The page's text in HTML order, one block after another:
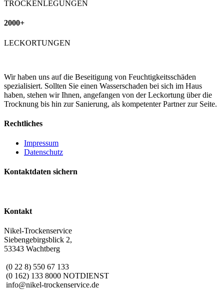
TROCKENLEGUNGEN
2000+
LECKORTUNGEN
Wir haben uns auf die Beseitigung von Feuchtigkeitsschäden
spezialisiert. Sollten Sie einen Wasserschaden bei sich im Haus
haben, stehen wir Ihnen, angefangen von der Leckortung über die
Trocknung bis hin zur Sanierung, als kompetenter Partner zur Seite.
Rechtliches
Impressum
Datenschutz
Kontaktdaten sichern
Kontakt
Nikel-Trockenservice
Siebengebirgsblick 2,
53343 Wachtberg
(0 22 8) 550 67 133
(0 162) 133 8000 NOTDIENST
info@nikel-trockenservice.de